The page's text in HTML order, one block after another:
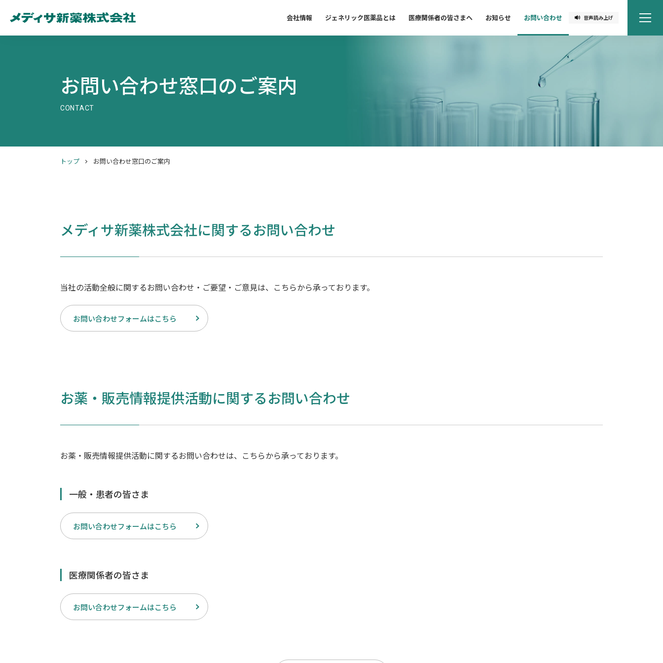
会社情報 ジェネリック医薬品とは 医療関係者の皆さまへ お知らせ お問い合わせ 音声読み上げ ME
お問い合わせ窓口のご案内
CONTACT
トップ お問い合わせ窓口のご案内
メディサ新薬株式会社に関するお問い合わせ
当社の活動全般に関するお問い合わせ・ご要望・ご意見は、こちらから承っております。
お問い合わせフォームはこちら
お薬・販売情報提供活動に関するお問い合わせ
お薬・販売情報提供活動に関するお問い合わせは、こちらから承っております。
一般・患者の皆さま
お問い合わせフォームはこちら
医療関係者の皆さま
お問い合わせフォームはこちら